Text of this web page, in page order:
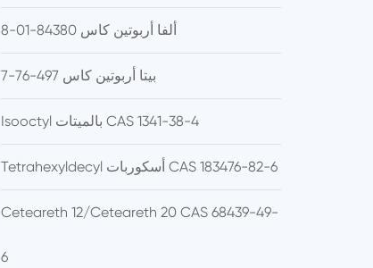
ألفا أربوتين كاس 84380-01-8
بيتا أربوتين كاس 497-76-7
Isooctyl بالميتات CAS 1341-38-4
Tetrahexyldecyl أسكوربات CAS 183476-82-6
Ceteareth 12/Ceteareth 20 CAS 68439-49-
6